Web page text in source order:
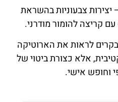
יצירות צבעוניות בהשראת
לראות את הארוטיקה
אלא כצורת ביטוי של
וחופש אישי.